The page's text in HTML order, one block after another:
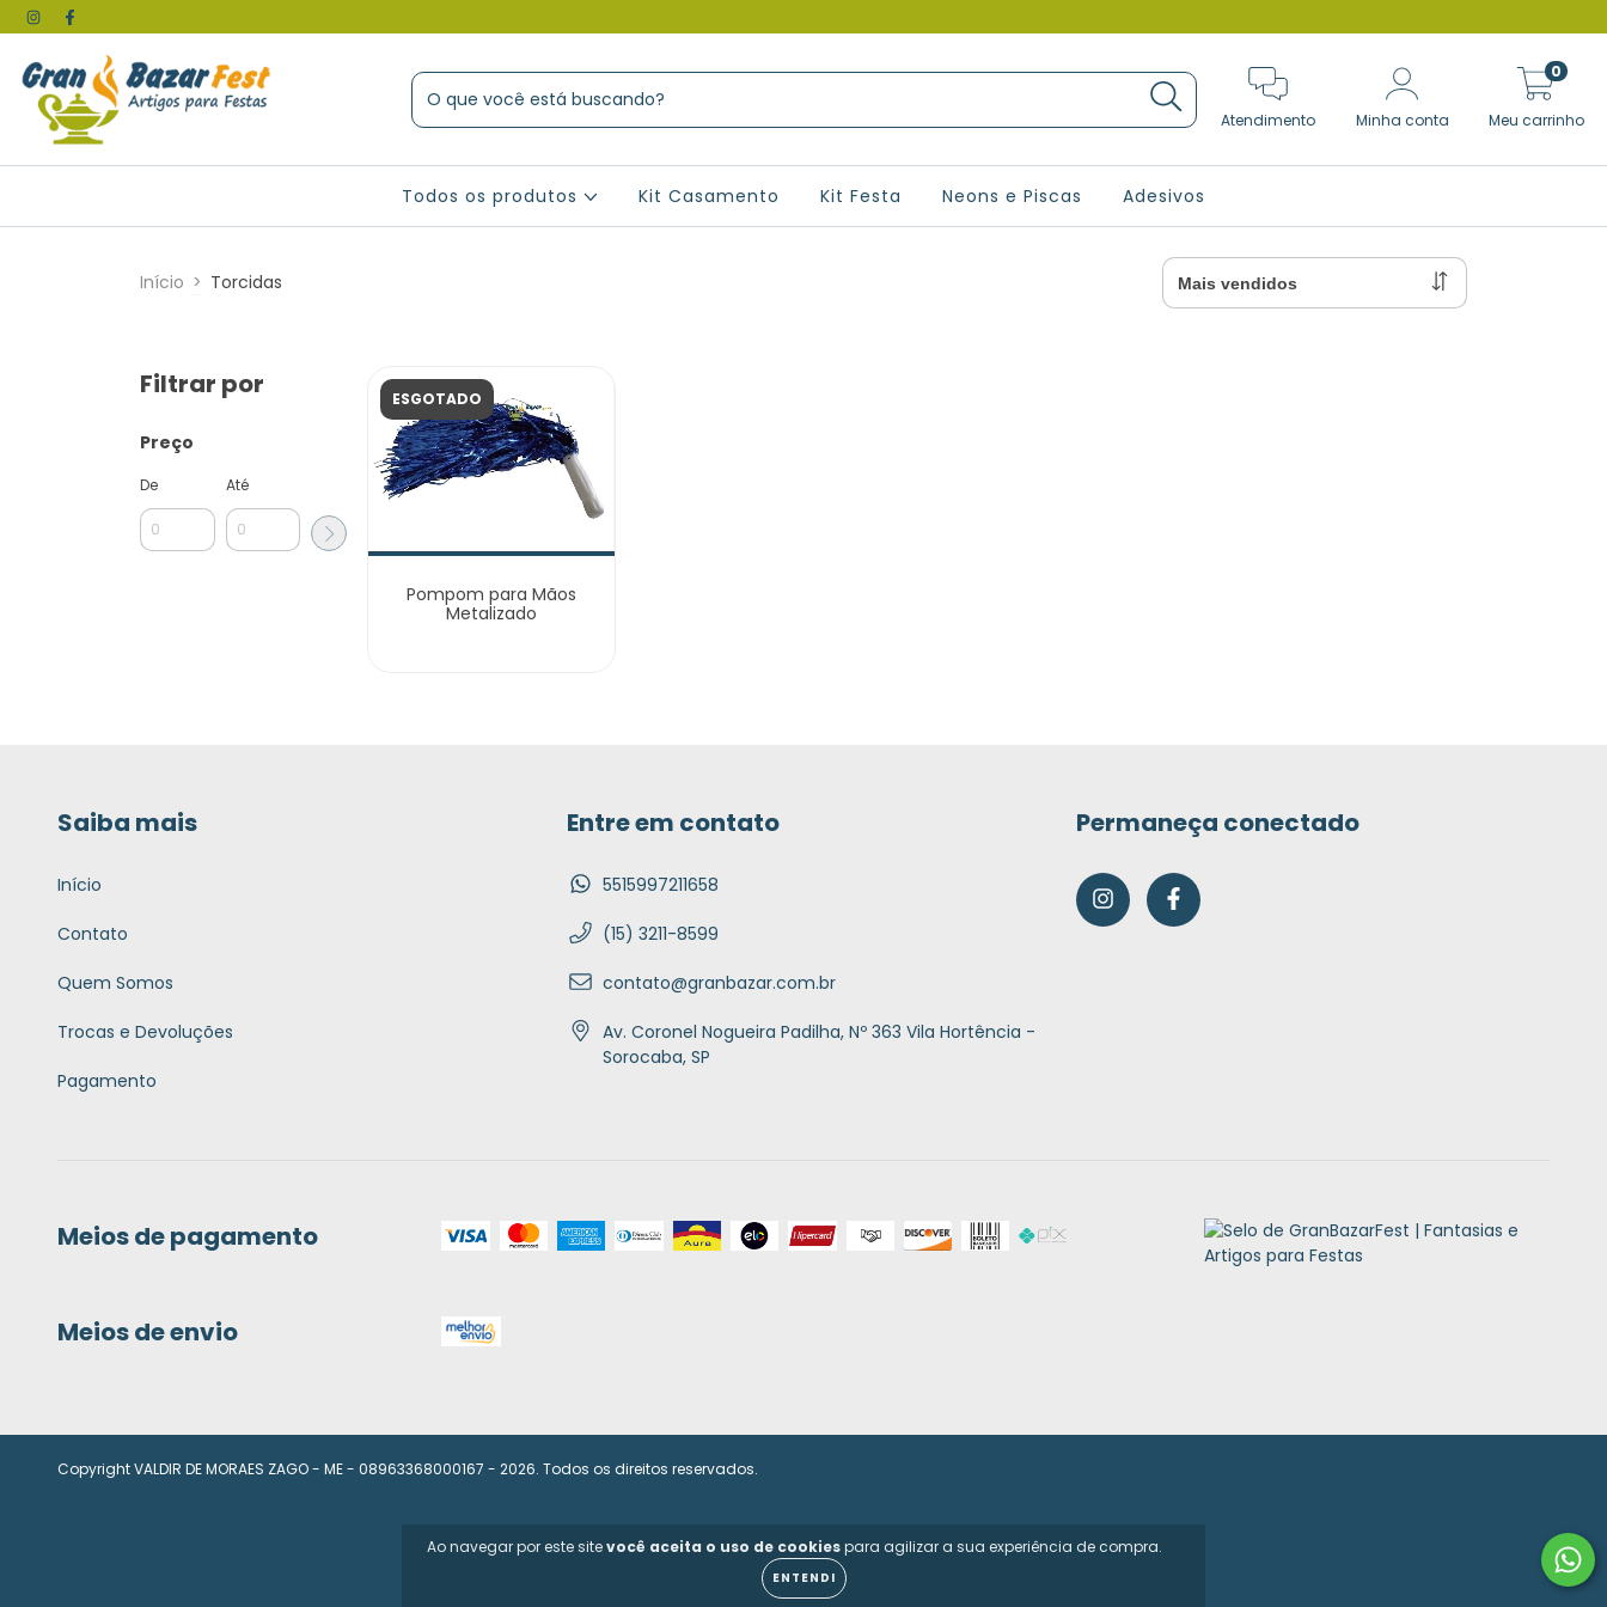
Atendimento Minha conta Meu carrinho
0
Todos os produtos Kit Casamento Kit Festa Neons e Piscas Adesivos
Ao navegar por este sitevocê aceita o uso de cookiespara agilizar a sua experiência de compra.
ENTENDI
Início > Torcidas
Filtrar por
Preço
De Até
ESGOTADO
Pompom para Mãos
Metalizado
Saiba mais
Início
Contato
Quem Somos
Trocas e Devoluções
Pagamento
Entre em contato
5515997211658
(15) 3211-8599
contato@granbazar.com.br
Av. Coronel Nogueira Padilha, Nº 363 Vila Hortência -
Sorocaba, SP
Permaneça conectado
Meios de pagamento
Meios de envio
Copyright VALDIR DE MORAES ZAGO - ME - 08963368000167 - 2026. Todos os direitos reservados.